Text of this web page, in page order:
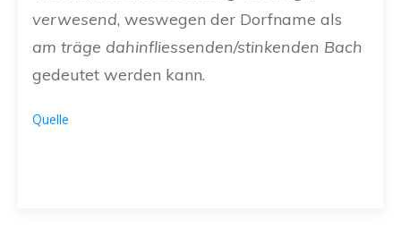
verwesend, weswegen der Dorfname als
am träge dahinfliessenden/stinkenden Bach
gedeutet werden kann.
Quelle